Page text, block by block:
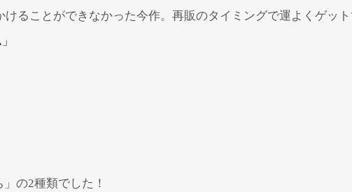
ることができなかった今作。再販のタイミングで運よくゲット
の2種類でした！